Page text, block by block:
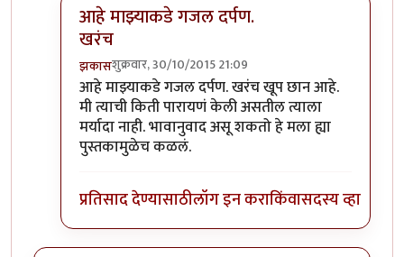
आहे माझ्याकडे गजल दर्पण.
खरंच
झकासशुक्रवार, 30/10/2015 21:09
In reply toधन्यवाद...byमाधुरी विनायक
आहे माझ्याकडे गजल दर्पण. खरंच खूप छान आहे.
मी त्याची किती पारायणं केली असतील त्याला
मर्यादा नाही. भावानुवाद असू शकतो हे मला ह्या
पुस्तकामुळेच कळलं.
प्रतिसाद देण्यासाठीलॉग इन कराकिंवासदस्य व्हा